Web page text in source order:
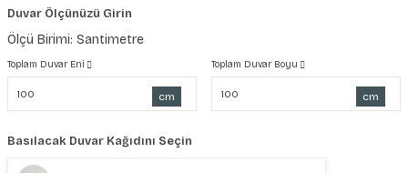
Duvar Ölçünüzü Girin
Ölçü Birimi: Santimetre
Toplam Duvar Eni
cm
Toplam Duvar Boyu
cm
Basılacak Duvar Kağıdını Seçin